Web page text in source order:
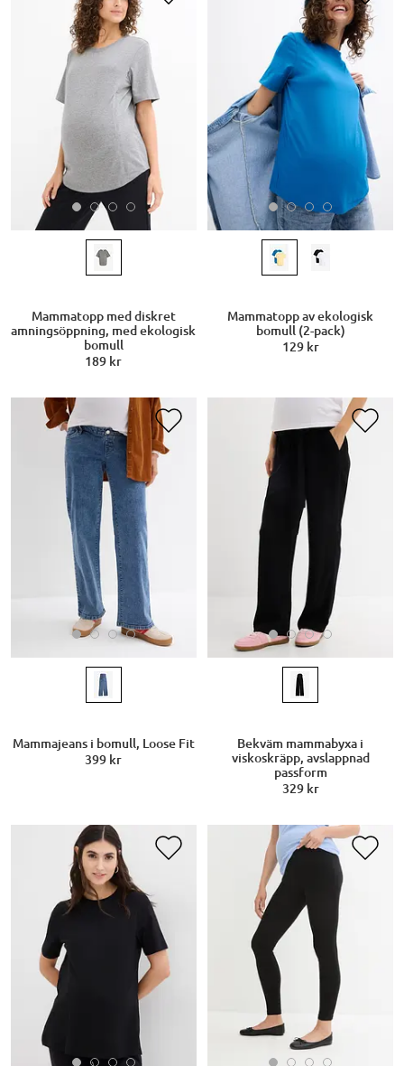
Mammatopp med diskret
amningsöppning, med ekologisk
bomull
189 kr
Mammatopp av ekologisk
bomull (2-pack)
129 kr
Mammajeans i bomull, Loose Fit
399 kr
Bekväm mammabyxa i
viskoskräpp, avslappnad
passform
329 kr